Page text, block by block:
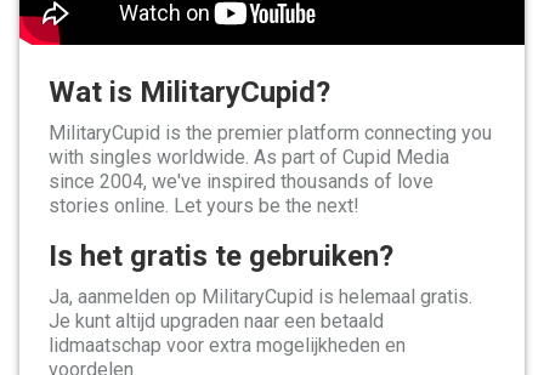
Wat is MilitaryCupid?
MilitaryCupid is the premier platform connecting you
with singles worldwide. As part of Cupid Media
since 2004, we've inspired thousands of love
stories online. Let yours be the next!
Is het gratis te gebruiken?
Ja, aanmelden op MilitaryCupid is helemaal gratis.
Je kunt altijd upgraden naar een betaald
lidmaatschap voor extra mogelijkheden en
voordelen.